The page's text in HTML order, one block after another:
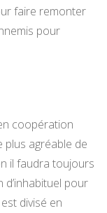
faire remonter
pour
coopération
plus agréable de
il faudra toujours
pour
divisé en